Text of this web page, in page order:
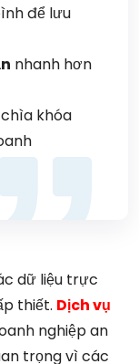
để lưu
nhanh hơn
khóa
dữ liệu trực
thiết. Dịch vụ
nghiệp an
trọng vì các